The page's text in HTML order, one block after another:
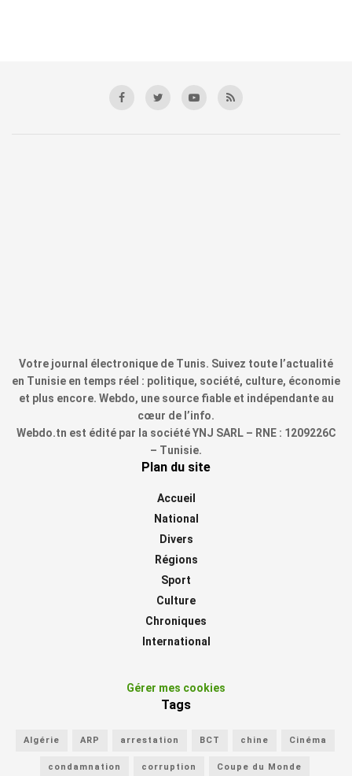
Votre journal électronique de Tunis. Suivez toute l’actualité
en Tunisie en temps réel : politique, société, culture, économie
et plus encore. Webdo, une source fiable et indépendante au
cœur de l’info.
Webdo.tn est édité par la société YNJ SARL – RNE : 1209226C
– Tunisie.
Plan du site
Accueil
National
Divers
Régions
Sport
Culture
Chroniques
International
Gérer mes cookies
Tags
Algérie ARP arrestation BCT chine Cinéma
condamnation corruption Coupe du Monde